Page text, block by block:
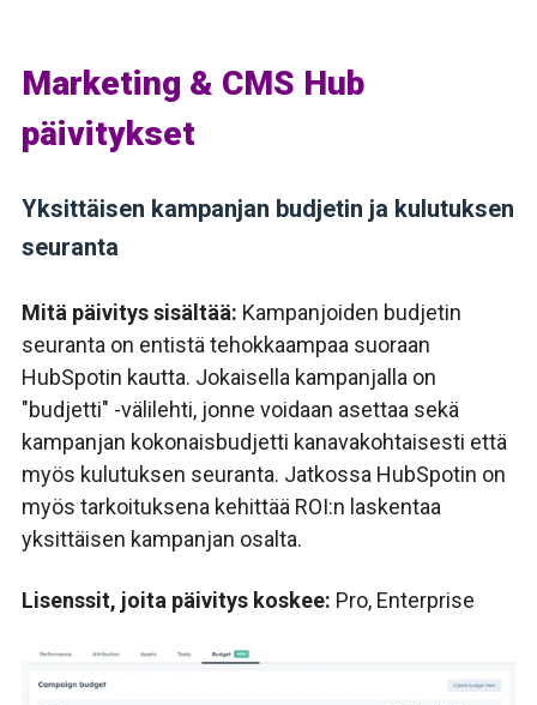
Marketing & CMS Hub
päivitykset
Yksittäisen kampanjan budjetin ja kulutuksen
seuranta
Mitä päivitys sisältää: Kampanjoiden budjetin
seuranta on entistä tehokkaampaa suoraan
HubSpotin kautta. Jokaisella kampanjalla on
"budjetti" -välilehti, jonne voidaan asettaa sekä
kampanjan kokonaisbudjetti kanavakohtaisesti että
myös kulutuksen seuranta. Jatkossa HubSpotin on
myös tarkoituksena kehittää ROI:n laskentaa
yksittäisen kampanjan osalta.
Lisenssit, joita päivitys koskee: Pro, Enterprise